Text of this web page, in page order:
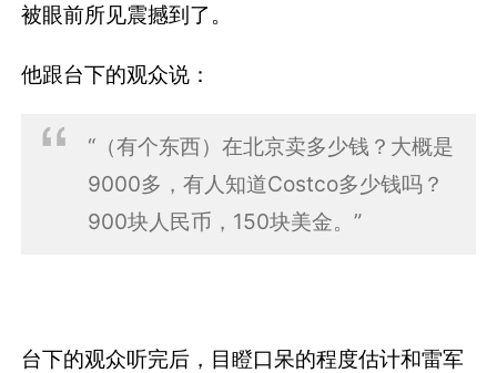
被眼前所见震撼到了。
他跟台下的观众说：
“（有个东西）在北京卖多少钱？大概是
9000多，有人知道Costco多少钱吗？
900块人民币，150块美金。”
台下的观众听完后，目瞪口呆的程度估计和雷军